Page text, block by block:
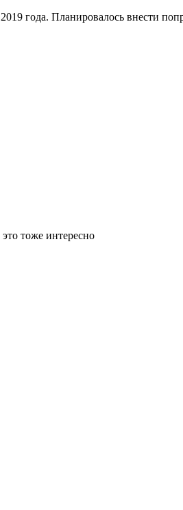
года. Планировалось внести
тоже интересно